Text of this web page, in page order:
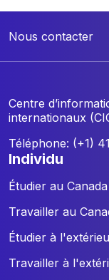
Nous contacter
Centre
internationaux
Téléphone: (+1)
individu
Étudier au Canada
Travailler au
Étudier à
Travailler à